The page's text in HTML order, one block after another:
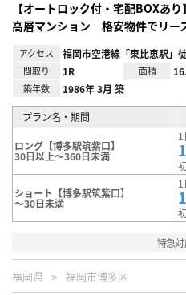
【オートロック付・宅配BOXあ
高層マンション 格安物件でリー
アクセス 福岡市空港線「東比恵駅」
間取り 1R 面積
築年数 1986年 3月 築
プラン名・期間
ロング【博多駅筑紫口】
30日以上～360日未満
ショート【博多駅筑紫口】
～30日未満
特急
福岡県 福岡市博多区